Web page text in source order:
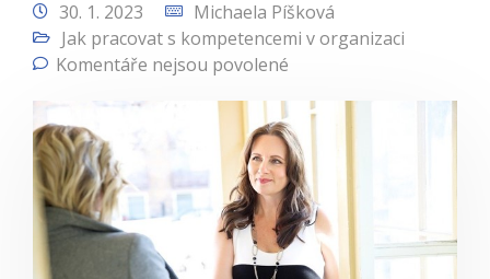
30. 1. 2023
Michaela Píšková
Jak pracovat s kompetencemi v organizaci
Komentáře nejsou povolené